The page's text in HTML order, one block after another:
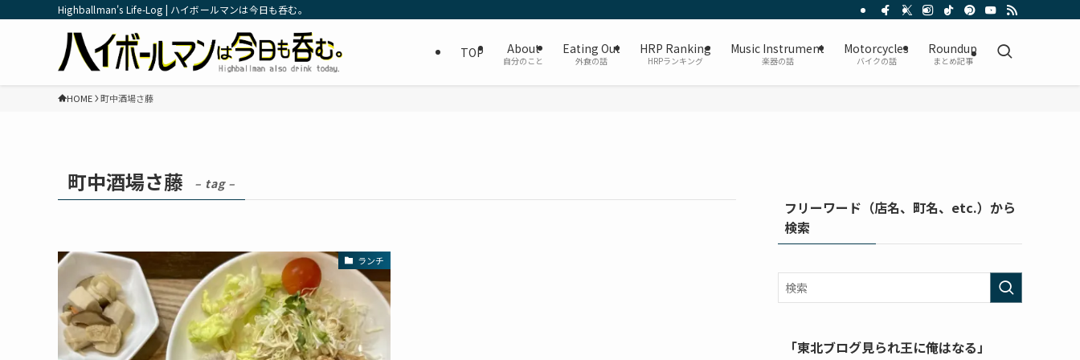
Highballman's Life-Log | ハイボールマンは今日も呑む。
TOP About
自分のこと
Eating Out
外食の話
HRP Ranking
HRPランキング
Music Instrument
楽器の話
Motorcycles
バイクの話
Roundup
まとめ記事
HOME 町中酒場さ藤
町中酒場さ藤 – tag –
ランチ
フリーワード（店名、町名、etc.）から
検索
「東北ブログ見られ王に俺はなる」